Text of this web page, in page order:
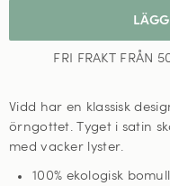
FRI FRAKT FRÅN
Vidd har en klassisk
örngottet.
yget i satin
med vacker lyster.
100% ekologisk bomull